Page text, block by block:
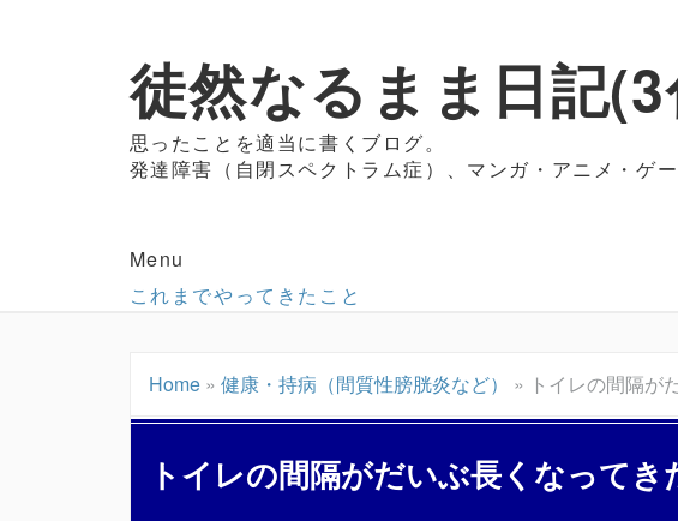
徒然なるまま日記
思ったことを適当に書くブログ。
発達障害（自閉スペクトラム症）、マンガ・アニメ・ゲ
Menu
これまでやってきたこと
Home» 健康・持病（間質性膀胱炎など） » トイレの間隔が
トイレの間隔がだいぶ長くなってき